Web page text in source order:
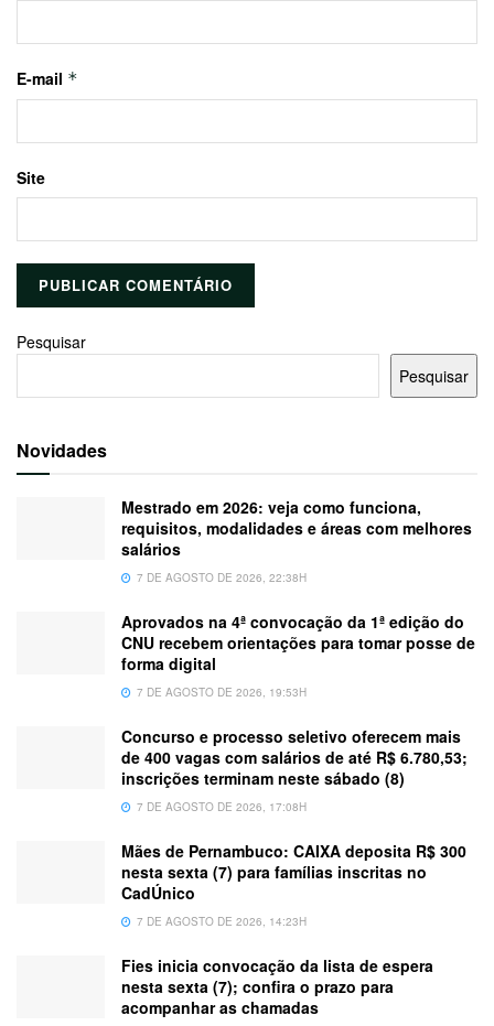
E-mail *
Site
Pesquisar
Pesquisar
Novidades
Mestrado em 2026: veja como funciona,
requisitos, modalidades e áreas com melhores
salários
7 DE AGOSTO DE 2026, 22:38H
Aprovados na 4ª convocação da 1ª edição do
CNU recebem orientações para tomar posse de
forma digital
7 DE AGOSTO DE 2026, 19:53H
Concurso e processo seletivo oferecem mais
de 400 vagas com salários de até R$ 6.780,53;
inscrições terminam neste sábado (8)
7 DE AGOSTO DE 2026, 17:08H
Mães de Pernambuco: CAIXA deposita R$ 300
nesta sexta (7) para famílias inscritas no
CadÚnico
7 DE AGOSTO DE 2026, 14:23H
Fies inicia convocação da lista de espera
nesta sexta (7); confira o prazo para
acompanhar as chamadas